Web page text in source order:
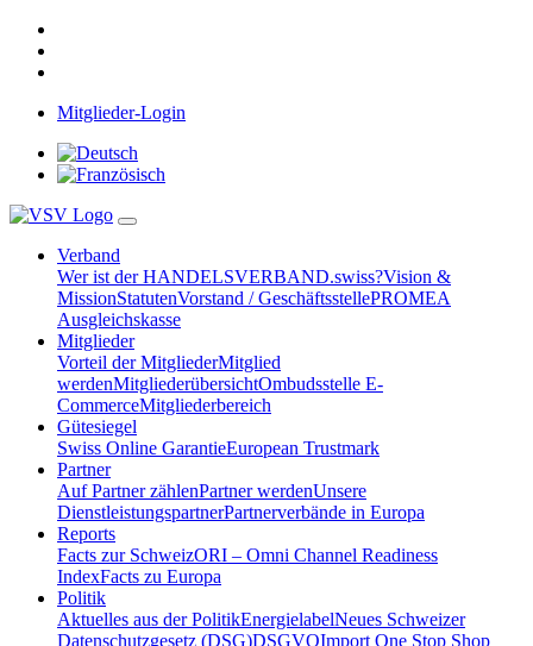
Mitglieder-Login
Verband
Wer ist der HANDELSVERBAND.swiss?Vision &
MissionStatutenVorstand / GeschäftsstellePROMEA
Ausgleichskasse
Mitglieder
Vorteil der MitgliederMitglied
werdenMitgliederübersichtOmbudsstelle E-
CommerceMitgliederbereich
Gütesiegel
Swiss Online GarantieEuropean Trustmark
Partner
Auf Partner zählenPartner werdenUnsere
DienstleistungspartnerPartnerverbände in Europa
Reports
Facts zur SchweizORI – Omni Channel Readiness
IndexFacts zu Europa
Politik
Aktuelles aus der PolitikEnergielabelNeues Schweizer
Datenschutzgesetz (DSG)DSGVOImport One Stop Shop